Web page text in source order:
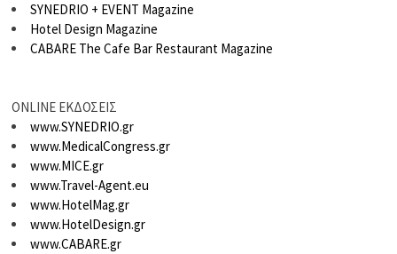
SYNEDRIO + EVENT Magazine
Hotel Design Magazine
CABARE The Cafe Bar Restaurant Magazine
ONLINE ΕΚΔΟΣΕΙΣ
www.SYNEDRIO.gr
www.MedicalCongress.gr
www.MICE.gr
www.Travel-Agent.eu
www.HotelMag.gr
www.HotelDesign.gr
www.CABARE.gr